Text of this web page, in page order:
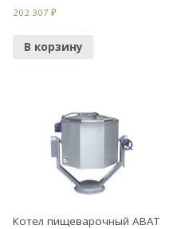
202 307₽
В корзину
Котел пищеварочный ABAT